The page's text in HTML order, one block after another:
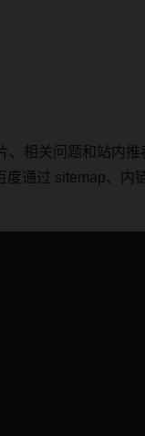
相关问题和站内
通过 sitemap、内